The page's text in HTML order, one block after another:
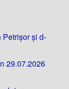
și d-
29.07.2026